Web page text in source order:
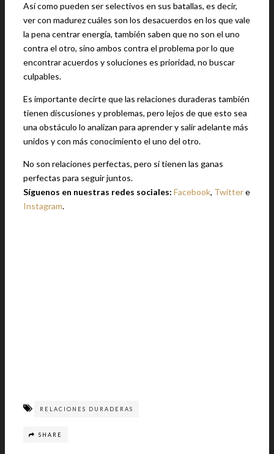
Así como pueden ser selectivos en sus batallas, es decir,
ver con madurez cuáles son los desacuerdos en los que vale
la pena centrar energía, también saben que no son el uno
contra el otro, sino ambos contra el problema por lo que
encontrar acuerdos y soluciones es prioridad, no buscar
culpables.
Es importante decirte que las relaciones duraderas también
tienen discusiones y problemas, pero lejos de que esto sea
una obstáculo lo analizan para aprender y salir adelante más
unidos y con más conocimiento el uno del otro.
No son relaciones perfectas, pero sí tienen las ganas
perfectas para seguir juntos.
Síguenos en nuestras redes sociales: Facebook, Twittere
Instagram.
RELACIONES DURADERAS
SHARE